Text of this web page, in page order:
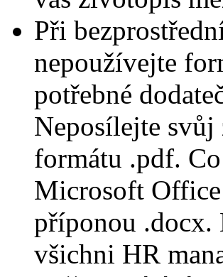
Při
nepoužívejte
potřebné
Neposílejte
formátu .pdf.
Microsoft
příponou .docx.
všichni HR